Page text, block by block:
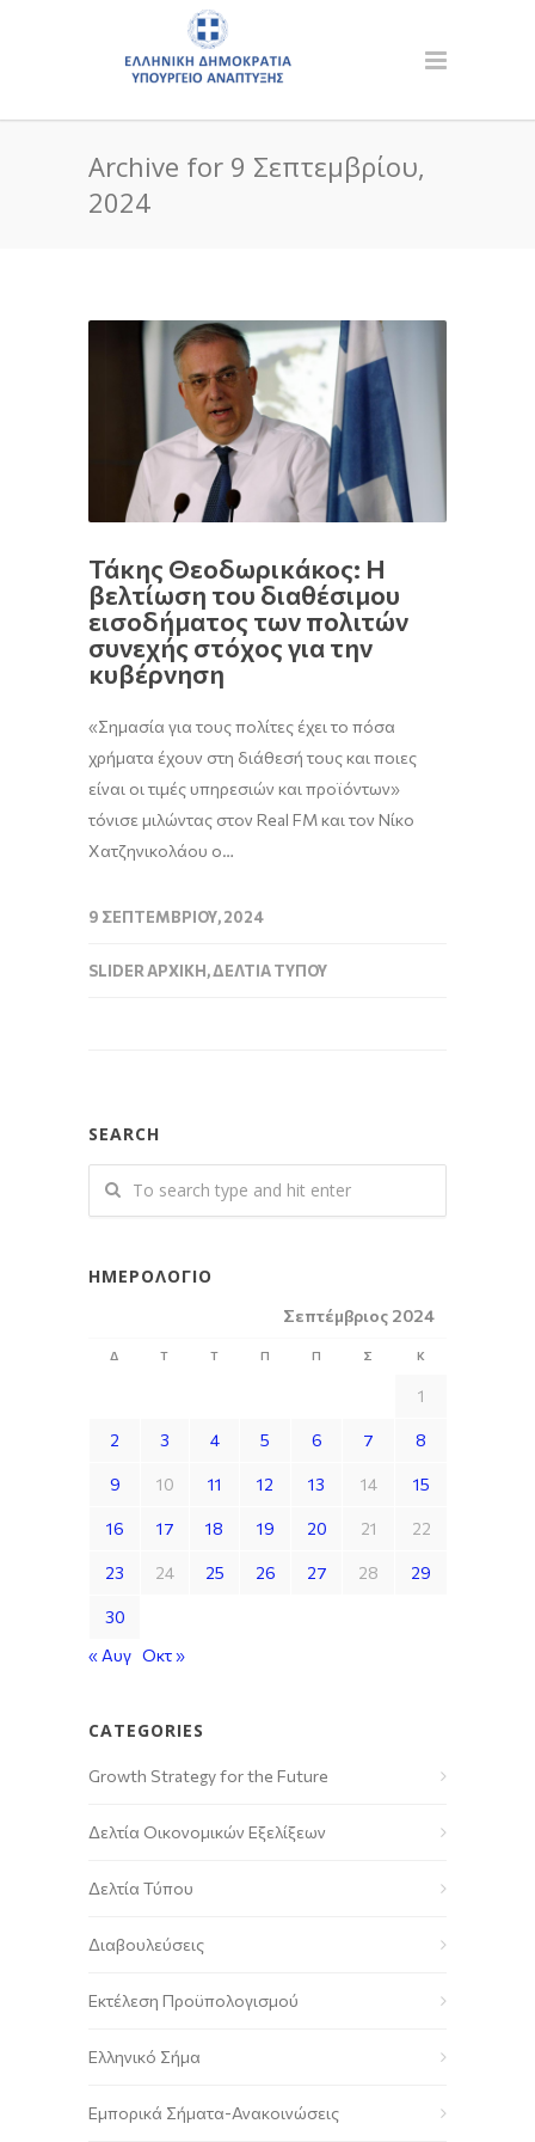
Archive for 9 Σεπτεμβρίου,
2024
Τάκης Θεοδωρικάκος: Η
βελτίωση του διαθέσιμου
εισοδήματος των πολιτών
συνεχής στόχος για την
κυβέρνηση
«Σημασία για τους πολίτες έχει το πόσα
χρήματα έχουν στη διάθεσή τους και ποιες
είναι οι τιμές υπηρεσιών και προϊόντων»
τόνισε μιλώντας στον Real FM και τον Νίκο
Χατζηνικολάου ο…
9 ΣΕΠΤΕΜΒΡΊΟΥ, 2024
SLIDER ΑΡΧΙΚΉ,ΔΕΛΤΊΑ ΤΎΠΟΥ
SEARCH
ΗΜΕΡΟΛΌΓΙΟ
Σεπτέμβριος 2024
Δ Τ Τ Π Π Σ Κ
1
2 3 4 5 6 7 8
9 10 11 12 13 14 15
16 17 18 19 20 21 22
23 24 25 26 27 28 29
30
« Αυγ Οκτ »
CATEGORIES
Growth Strategy for the Future
Δελτία Οικονομικών Εξελίξεων
Δελτία Τύπου
Διαβουλεύσεις
Εκτέλεση Προϋπολογισμού
Ελληνικό Σήμα
Εμπορικά Σήματα-Ανακοινώσεις